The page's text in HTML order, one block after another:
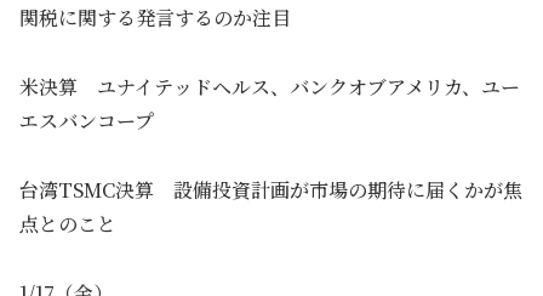
関税に関する発言するのか注目
米決算 ユナイテッドヘルス、バンクオブアメリカ、ユー
エスバンコープ
台湾TSMC決算 設備投資計画が市場の期待に届くかが焦
点とのこと